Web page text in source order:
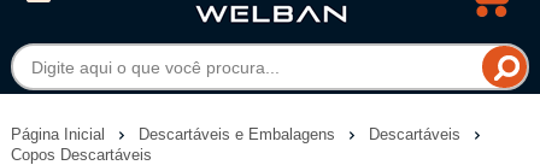
Página Inicial Descartáveis e Embalagens
Descartáveis
Copos Descartáveis